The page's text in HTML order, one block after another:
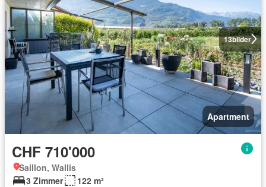
13bilder
Apartment
CHF 710'000
Saillon, Wallis
3 Zimmer
122 m²